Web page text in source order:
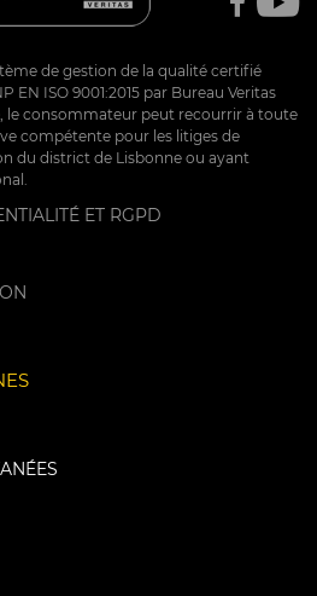
de gestion de la qualité certifié
ISO 9001:2015 par Bureau Veritas
le consommateur peut recourrir à toute
compétente pour les litiges de
du district de Lisbonne ou ayant
ET RGPD